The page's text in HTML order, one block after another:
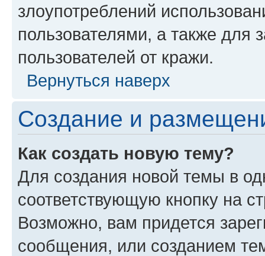
злоупотреблений
пользователями, а также для
пользователей от кражи.
Вернуться наверх
Создание и
Как создать новую тему?
Для создания новой темы в
соответствующую кнопку на
Возможно, вам придется
сообщения, или созданием